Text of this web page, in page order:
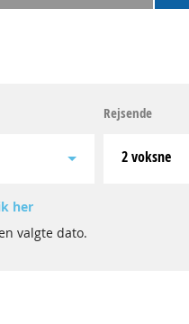
Rejsende
2 voksne
her
valgte dato.